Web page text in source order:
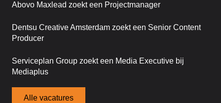
Abovo Maxlead zoekt een Projectmanager
Dentsu Creative Amsterdam zoekt een Senior Content
Producer
Serviceplan Group zoekt een Media Executive bij
Mediaplus
Alle vacatures